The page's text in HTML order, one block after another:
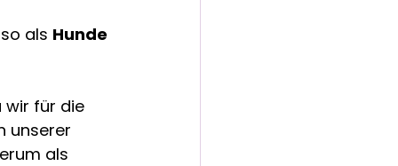
als Hunde
wir für die
unserer
als